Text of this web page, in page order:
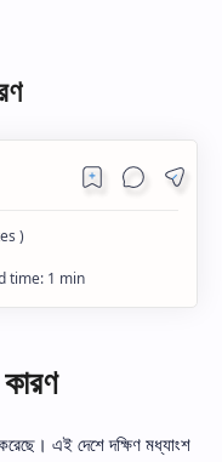
)
এই দেশে দক্ষিণ মধ্যাংশ